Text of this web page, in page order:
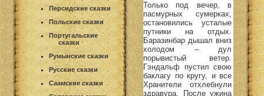
Персидские сказки
Польские сказки
Португальские
сказки
Румынские сказки
Русские сказки
Саамские сказки
Только под вечер, в
пасмурных сумерках,
остановились усталые
путники на отдых.
Баразинбар дышал вниз
холодом – дул
порывистый ветер.
Гэндальф пустил свою
баклагу по кругу, и все
Хранители отхлебнули
здравура. После ужина